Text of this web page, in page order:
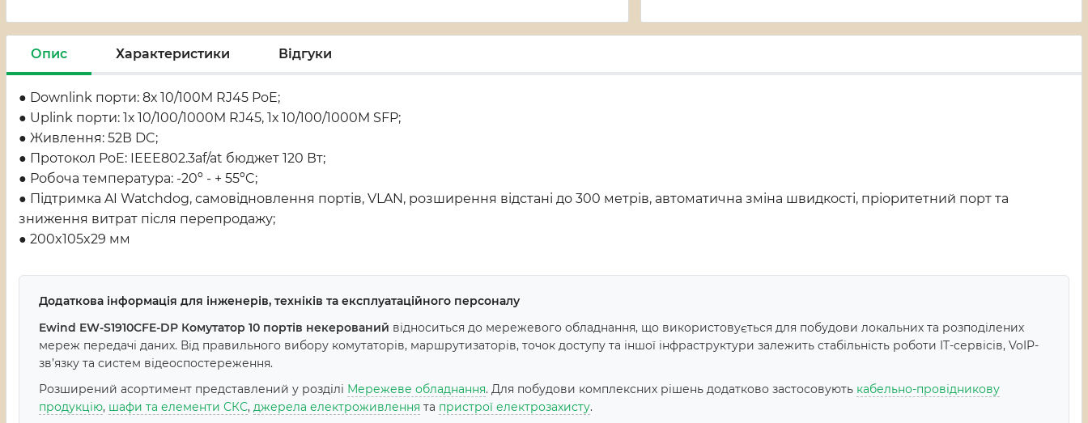
Опис Характеристики Відгуки
● Downlink порти: 8х 10/100M RJ45 PoE;
● Uplink порти: 1х 10/100/1000M RJ45, 1х 10/100/1000M SFP;
● Живлення: 52В DC;
● Протокол PoE: IEEE802.3af/at бюджет 120 Вт;
● Робоча температура: -20º - + 55ºC;
● Підтримка AI Watchdog, самовідновлення портів, VLAN, розширення відстані до 300 метрів, автоматична зміна швидкості, пріоритетний порт та
зниження витрат після перепродажу;
● 200x105x29 мм
Додаткова інформація для інженерів, техніків та експлуатаційного персоналу
Ewind EW-S1910CFE-DP Комутатор 10 портів некерований відноситься до мережевого обладнання, що використовується для побудови локальних та розподілених
мереж передачі даних. Від правильного вибору комутаторів, маршрутизаторів, точок доступу та іншої інфраструктури залежить стабільність роботи IT-сервісів, VoIP-
зв’язку та систем відеоспостереження.
Розширений асортимент представлений у розділі Мережеве обладнання. Для побудови комплексних рішень додатково застосовують кабельно-провідникову
продукцію, шафи та елементи СКС, джерела електроживлення та пристрої електрозахисту.